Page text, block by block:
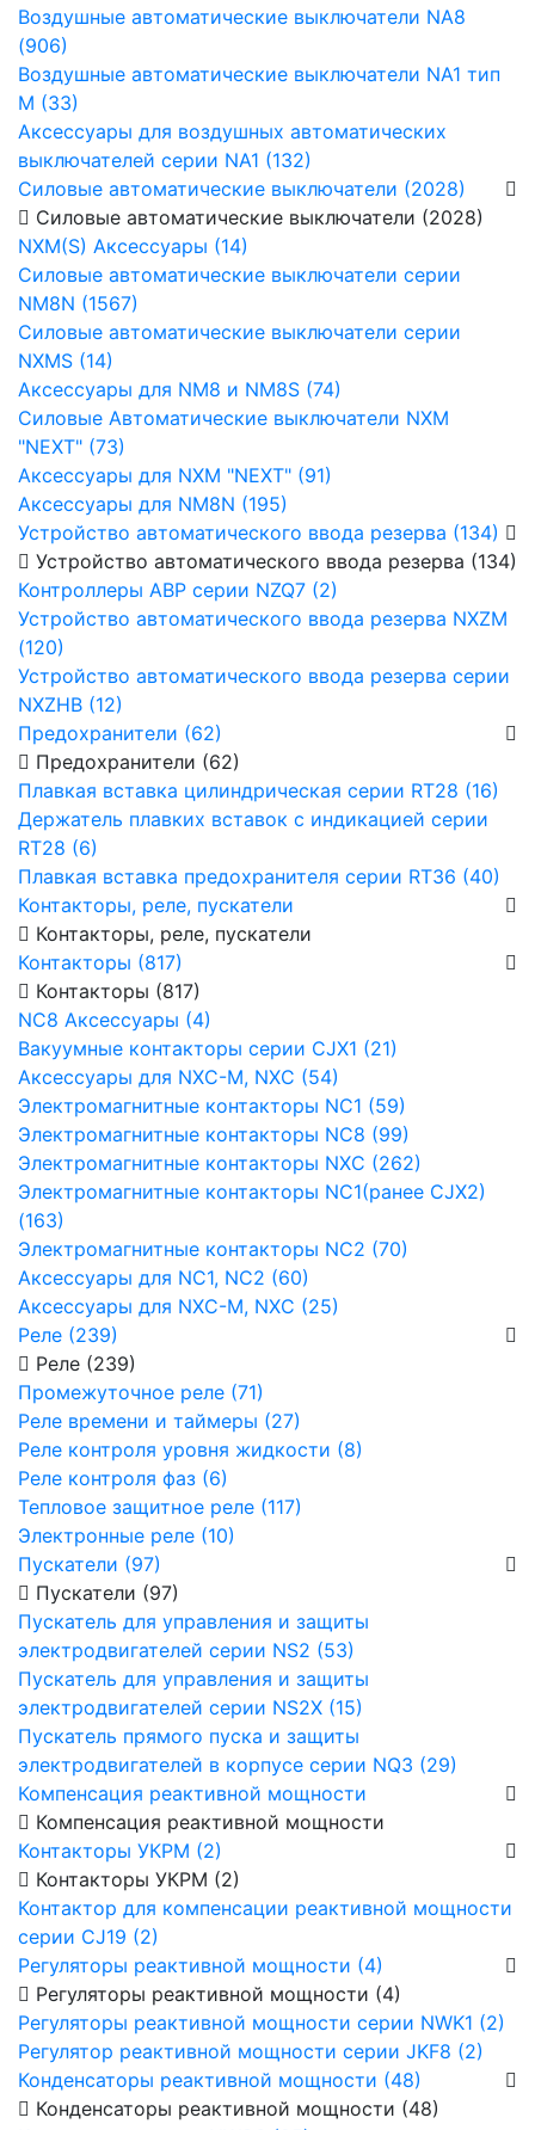
Воздушные автоматические выключатели NA8
(906)
Воздушные автоматические выключатели NA1 тип
М (33)
Аксессуары для воздушных автоматических
выключателей серии NA1 (132)
Силовые автоматические выключатели (2028)
Силовые автоматические выключатели (2028)
NXM(S) Аксессуары (14)
Силовые автоматические выключатели серии
NM8N (1567)
Силовые автоматические выключатели серии
NXMS (14)
Аксессуары для NM8 и NM8S (74)
Силовые Автоматические выключатели NXM
"NEXT" (73)
Аксессуары для NXM "NEXT" (91)
Аксессуары для NM8N (195)
Устройство автоматического ввода резерва (134)
Устройство автоматического ввода резерва (134)
Контроллеры АВР серии NZQ7 (2)
Устройство автоматического ввода резерва NXZM
(120)
Устройство автоматического ввода резерва серии
NXZHB (12)
Предохранители (62)
Предохранители (62)
Плавкая вставка цилиндрическая серии RT28 (16)
Держатель плавких вставок с индикацией серии
RT28 (6)
Плавкая вставка предохранителя серии RT36 (40)
Контакторы, реле, пускатели
Контакторы, реле, пускатели
Контакторы (817)
Контакторы (817)
NC8 Аксессуары (4)
Вакуумные контакторы серии CJX1 (21)
Аксессуары для NXC-M, NXC (54)
Электромагнитные контакторы NC1 (59)
Электромагнитные контакторы NC8 (99)
Электромагнитные контакторы NXC (262)
Электромагнитные контакторы NC1(ранее CJX2)
(163)
Электромагнитные контакторы NC2 (70)
Аксессуары для NC1, NC2 (60)
Аксессуары для NXC-M, NXC (25)
Реле (239)
Реле (239)
Промежуточное реле (71)
Реле времени и таймеры (27)
Реле контроля уровня жидкости (8)
Реле контроля фаз (6)
Тепловое защитное реле (117)
Электронные реле (10)
Пускатели (97)
Пускатели (97)
Пускатель для управления и защиты
электродвигателей серии NS2 (53)
Пускатель для управления и защиты
электродвигателей серии NS2X (15)
Пускатель прямого пуска и защиты
электродвигателей в корпусе серии NQ3 (29)
Компенсация реактивной мощности
Компенсация реактивной мощности
Контакторы УКРМ (2)
Контакторы УКРМ (2)
Контактор для компенсации реактивной мощности
серии CJ19 (2)
Регуляторы реактивной мощности (4)
Регуляторы реактивной мощности (4)
Регуляторы реактивной мощности серии NWK1 (2)
Регулятор реактивной мощности серии JKF8 (2)
Конденсаторы реактивной мощности (48)
Конденсаторы реактивной мощности (48)